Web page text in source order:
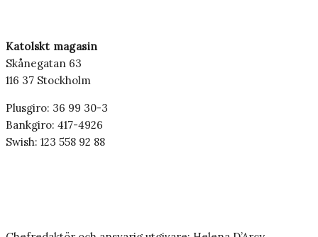
Katolskt magasin
Skånegatan 63
116 37 Stockholm
Plusgiro: 36 99 30-3
Bankgiro: 417-4926
Swish: 123 558 92 88